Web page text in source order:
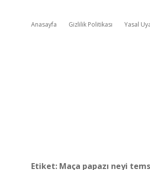
Anasayfa Gizlilik Politikası Yasal
Etiket: Maça papazı neyi